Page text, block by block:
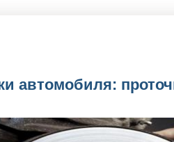
автомобиля: